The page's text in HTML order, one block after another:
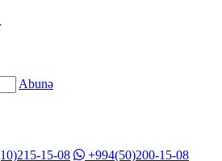
Abunə
15-08 +994(50)200-15-08